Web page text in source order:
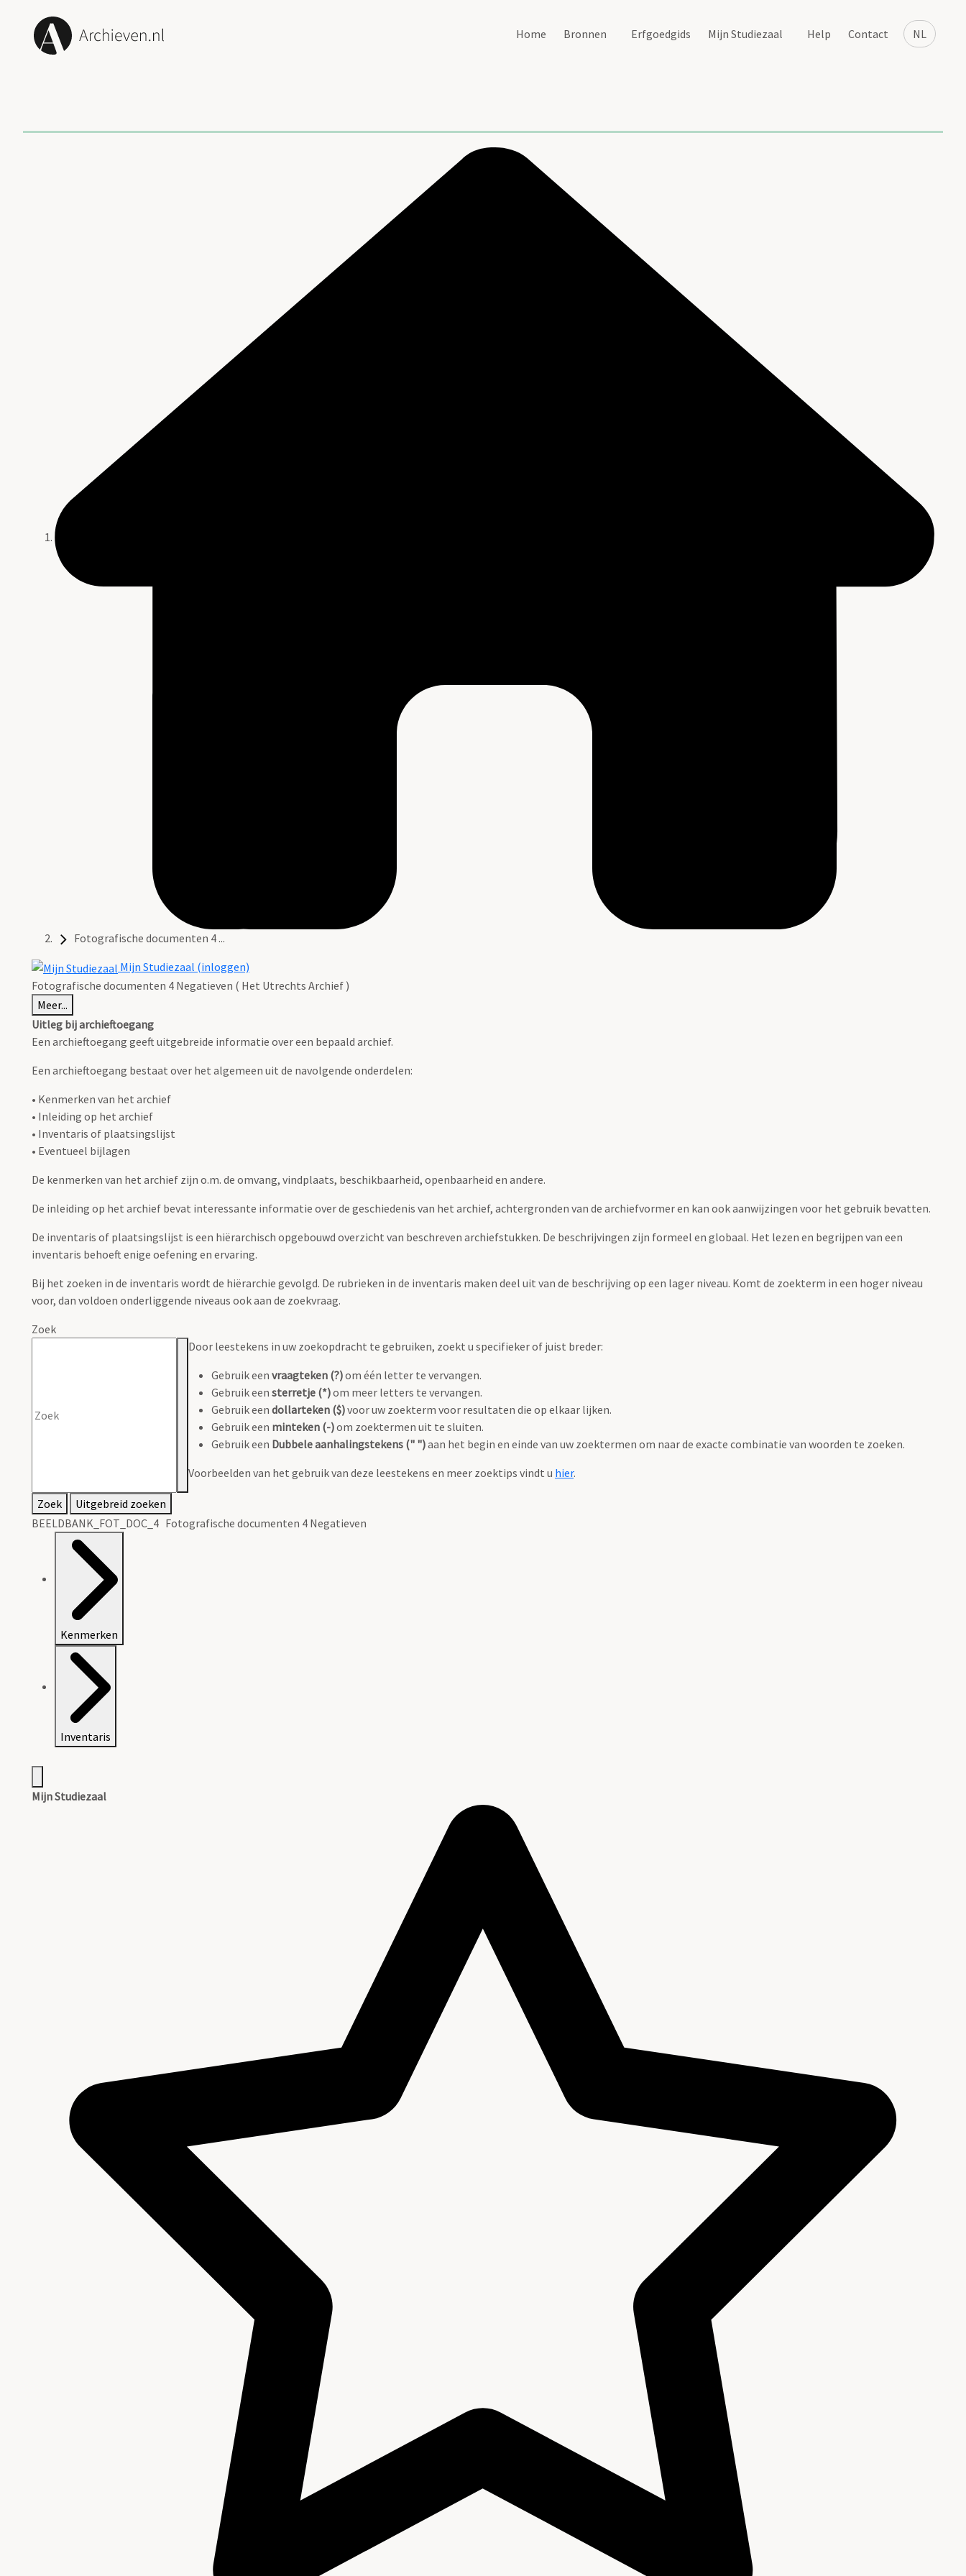
NL
Home Bronnen Erfgoedgids Mijn Studiezaal Help Contact
Fotografische documenten 4 ...
Mijn Studiezaal (inloggen)
Fotografische documenten 4 Negatieven ( Het Utrechts Archief )
Meer...
Uitleg bij archieftoegang
Een archieftoegang geeft uitgebreide informatie over een bepaald archief.
Een archieftoegang bestaat over het algemeen uit de navolgende onderdelen:
• Kenmerken van het archief
• Inleiding op het archief
• Inventaris of plaatsingslijst
• Eventueel bijlagen
De kenmerken van het archief zijn o.m. de omvang, vindplaats, beschikbaarheid, openbaarheid en andere.
De inleiding op het archief bevat interessante informatie over de geschiedenis van het archief, achtergronden van de archiefvormer en kan ook aanwijzingen voor het gebruik bevatten.
De inventaris of plaatsingslijst is een hiërarchisch opgebouwd overzicht van beschreven archiefstukken. De beschrijvingen zijn formeel en globaal. Het lezen en begrijpen van een
inventaris behoeft enige oefening en ervaring.
Bij het zoeken in de inventaris wordt de hiërarchie gevolgd. De rubrieken in de inventaris maken deel uit van de beschrijving op een lager niveau. Komt de zoekterm in een hoger niveau
voor, dan voldoen onderliggende niveaus ook aan de zoekvraag.
Zoek
Door leestekens in uw zoekopdracht te gebruiken, zoekt u specifieker of juist breder:
Gebruik een vraagteken (?)om één letter te vervangen.
Gebruik een sterretje (*)om meer letters te vervangen.
Gebruik een dollarteken ($)voor uw zoekterm voor resultaten die op elkaar lijken.
Gebruik een minteken (-)om zoektermen uit te sluiten.
Gebruik een Dubbele aanhalingstekens (" ")aan het begin en einde van uw zoektermen om naar de exacte combinatie van woorden te zoeken.
Voorbeelden van het gebruik van deze leestekens en meer zoektips vindt u hier.
Zoek
Uitgebreid zoeken
BEELDBANK_FOT_DOC_4 Fotografische documenten 4 Negatieven
Kenmerken
Inventaris
Mijn Studiezaal